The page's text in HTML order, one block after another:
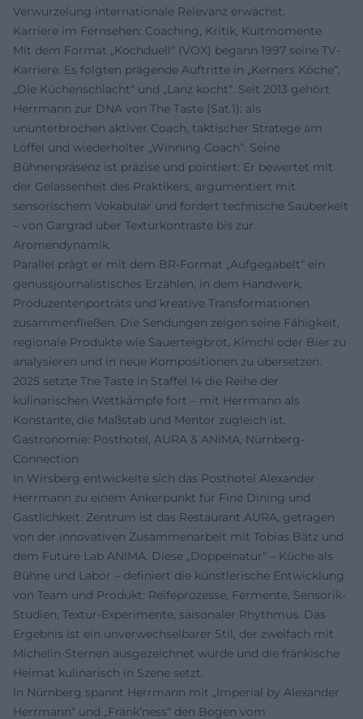
Verwurzelung internationale Relevanz erwächst.
Karriere im Fernsehen: Coaching, Kritik, Kultmomente
Mit dem Format „Kochduell“ (VOX) begann 1997 seine TV-
Karriere. Es folgten prägende Auftritte in „Kerners Köche“,
„Die Küchenschlacht“ und „Lanz kocht“. Seit 2013 gehört
Herrmann zur DNA von The Taste (Sat.1): als
ununterbrochen aktiver Coach, taktischer Stratege am
Löffel und wiederholter „Winning Coach“. Seine
Bühnenpräsenz ist präzise und pointiert: Er bewertet mit
der Gelassenheit des Praktikers, argumentiert mit
sensorischem Vokabular und fordert technische Sauberkeit
– von Gargrad über Texturkontraste bis zur
Aromendynamik.
Parallel prägt er mit dem BR-Format „Aufgegabelt“ ein
genussjournalistisches Erzählen, in dem Handwerk,
Produzentenporträts und kreative Transformationen
zusammenfließen. Die Sendungen zeigen seine Fähigkeit,
regionale Produkte wie Sauerteigbrot, Kimchi oder Bier zu
analysieren und in neue Kompositionen zu übersetzen.
2025 setzte The Taste in Staffel 14 die Reihe der
kulinarischen Wettkämpfe fort – mit Herrmann als
Konstante, die Maßstab und Mentor zugleich ist.
Gastronomie: Posthotel, AURA & ANIMA, Nürnberg-
Connection
In Wirsberg entwickelte sich das Posthotel Alexander
Herrmann zu einem Ankerpunkt für Fine Dining und
Gastlichkeit. Zentrum ist das Restaurant AURA, getragen
von der innovativen Zusammenarbeit mit Tobias Bätz und
dem Future Lab ANIMA. Diese „Doppelnatur“ – Küche als
Bühne und Labor – definiert die künstlerische Entwicklung
von Team und Produkt: Reifeprozesse, Fermente, Sensorik-
Studien, Textur-Experimente, saisonaler Rhythmus. Das
Ergebnis ist ein unverwechselbarer Stil, der zweifach mit
Michelin-Sternen ausgezeichnet wurde und die fränkische
Heimat kulinarisch in Szene setzt.
In Nürnberg spannt Herrmann mit „Imperial by Alexander
Herrmann“ und „Fränk’ness“ den Bogen vom